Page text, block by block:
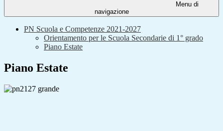
Menu di
navigazione
PN Scuola e Competenze 2021-2027
Orientamento per le Scuola Secondarie di 1° grado
Piano Estate
Piano Estate